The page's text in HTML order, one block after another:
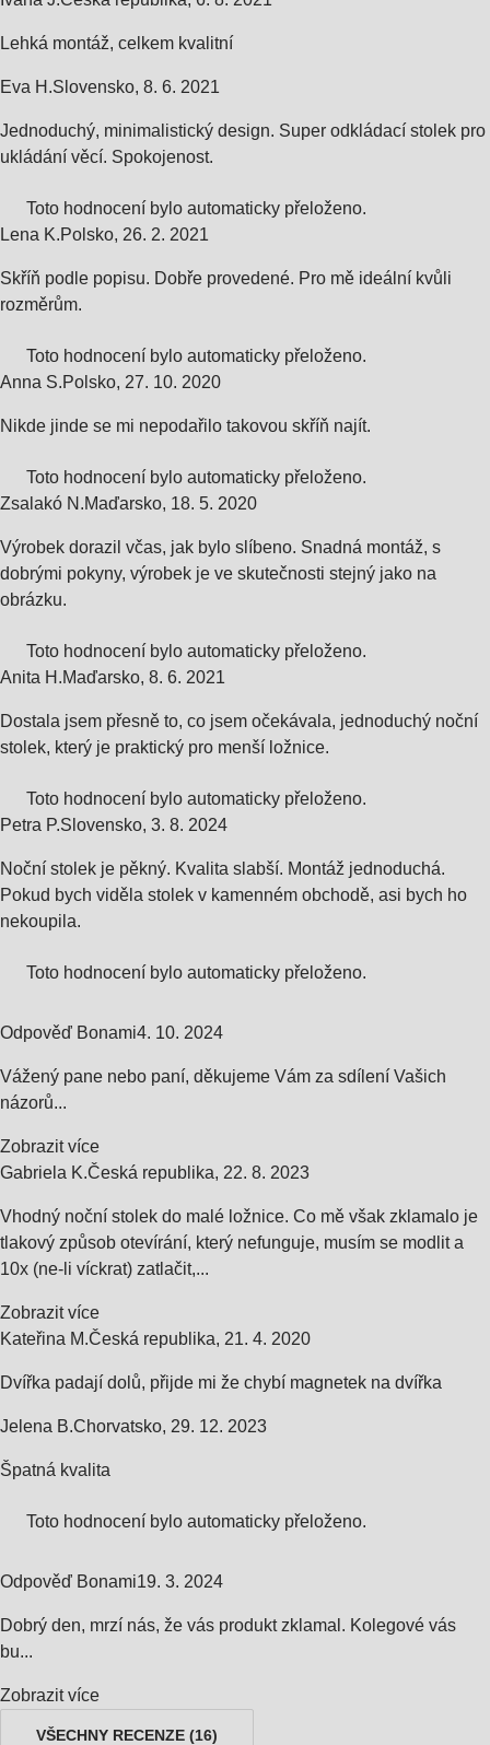
Lehká montáž, celkem kvalitní
Eva H.Slovensko, 8. 6. 2021
Jednoduchý, minimalistický design. Super odkládací stolek pro
ukládání věcí. Spokojenost.
Toto hodnocení bylo automaticky přeloženo.
Lena K.Polsko, 26. 2. 2021
Skříň podle popisu. Dobře provedené. Pro mě ideální kvůli
rozměrům.
Toto hodnocení bylo automaticky přeloženo.
Anna S.Polsko, 27. 10. 2020
Nikde jinde se mi nepodařilo takovou skříň najít.
Toto hodnocení bylo automaticky přeloženo.
Zsalakó N.Maďarsko, 18. 5. 2020
Výrobek dorazil včas, jak bylo slíbeno. Snadná montáž, s
dobrými pokyny, výrobek je ve skutečnosti stejný jako na
obrázku.
Toto hodnocení bylo automaticky přeloženo.
Anita H.Maďarsko, 8. 6. 2021
Dostala jsem přesně to, co jsem očekávala, jednoduchý noční
stolek, který je praktický pro menší ložnice.
Toto hodnocení bylo automaticky přeloženo.
Petra P.Slovensko, 3. 8. 2024
Noční stolek je pěkný. Kvalita slabší. Montáž jednoduchá.
Pokud bych viděla stolek v kamenném obchodě, asi bych ho
nekoupila.
Toto hodnocení bylo automaticky přeloženo.
Odpověď Bonami4. 10. 2024
Vážený pane nebo paní, děkujeme Vám za sdílení Vašich
názorů...
Zobrazit více
Gabriela K.Česká republika, 22. 8. 2023
Vhodný noční stolek do malé ložnice. Co mě však zklamalo je
tlakový způsob otevírání, který nefunguje, musím se modlit a
10x (ne-li víckrat) zatlačit,...
Zobrazit více
Kateřina M.Česká republika, 21. 4. 2020
Dvířka padají dolů, přijde mi že chybí magnetek na dvířka
Jelena B.Chorvatsko, 29. 12. 2023
Špatná kvalita
Toto hodnocení bylo automaticky přeloženo.
Odpověď Bonami19. 3. 2024
Dobrý den, mrzí nás, že vás produkt zklamal. Kolegové vás
bu...
Zobrazit více
VŠECHNY RECENZE (16)